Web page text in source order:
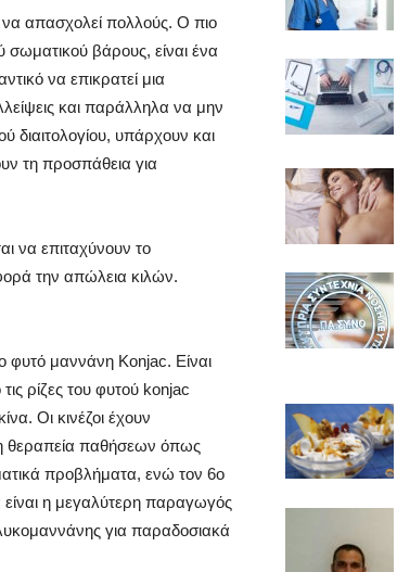
να απασχολεί πολλούς. Ο πιο
σωματικού βάρους, είναι ένα
να επικρατεί μια
και παράλληλα να μην
διαιτολογίου, υπάρχουν και
τη προσπάθεια για
να επιταχύνουν το
την απώλεια κιλών.
φυτό μαννάνη Konjac. Είναι
ρίζες του φυτού konjac
Οι κινέζοι έχουν
θεραπεία παθήσεων όπως
προβλήματα, ενώ τον 6ο
η μεγαλύτερη παραγωγός
για παραδοσιακά